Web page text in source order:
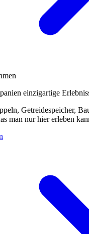
einzigartige
Getreidespeicher,
man nur hier erleben